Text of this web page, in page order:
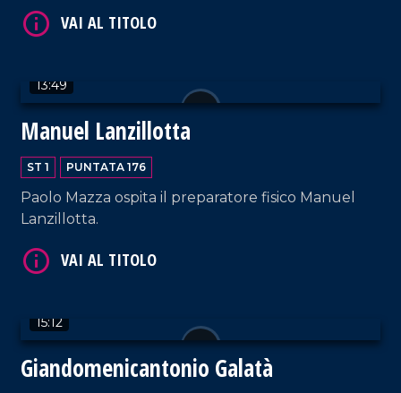
13:49
Manuel Lanzillotta
ST 1 PUNTATA 176
Paolo Mazza ospita il preparatore fisico Manuel
Lanzillotta.
15:12
Giandomenicantonio Galatà
VAI AL TITOLO